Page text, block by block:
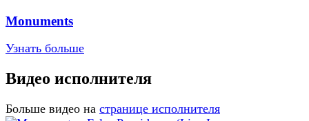
Monuments
Узнать больше
Видео исполнителя
Больше видео на странице исполнителя